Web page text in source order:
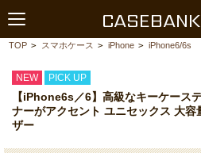
CASEBANK
TOP > スマホケース > iPhone > iPhone6/6s
NEW PICK UP
【iPhone6s／6】高級なキーケース
ナーがアクセント ユニセックス 大容
ザー